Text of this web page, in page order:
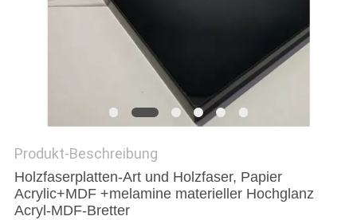
SITEMAP
PRIVACY
POLICY
Produkt-Beschreibung
Holzfaserplatten-Art und Holzfaser, Papier
Acrylic+MDF +melamine materieller Hochglanz
Acryl-MDF-Bretter